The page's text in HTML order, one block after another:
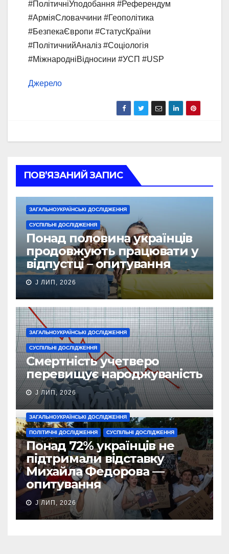
#ПолітичніУподобання #Референдум
#АрміяСловаччини #Геополітика
#БезпекаЄвропи #СтатусКраїни
#ПолітичнийАналіз #Соціологія
#МіжнародніВідносини #УСП #USP
Джерело
ПОВ’ЯЗАНИЙ ЗАПИС
ЗАГАЛЬНОУКРАЇНСЬКІ ДОСЛІДЖЕННЯ
СУСПІЛЬНІ ДОСЛІДЖЕННЯ
Понад половина українців
продовжують працювати у
відпустці – опитування
J ЛИП, 2026
ЗАГАЛЬНОУКРАЇНСЬКІ ДОСЛІДЖЕННЯ
СУСПІЛЬНІ ДОСЛІДЖЕННЯ
Смертність учетверо
перевищує народжуваність
J ЛИП, 2026
ЗАГАЛЬНОУКРАЇНСЬКІ ДОСЛІДЖЕННЯ
ПОЛІТИЧНІ ДОСЛІДЖЕННЯ СУСПІЛЬНІ ДОСЛІДЖЕННЯ
Понад 72% українців не
підтримали відставку
Михайла Федорова —
опитування
J ЛИП, 2026